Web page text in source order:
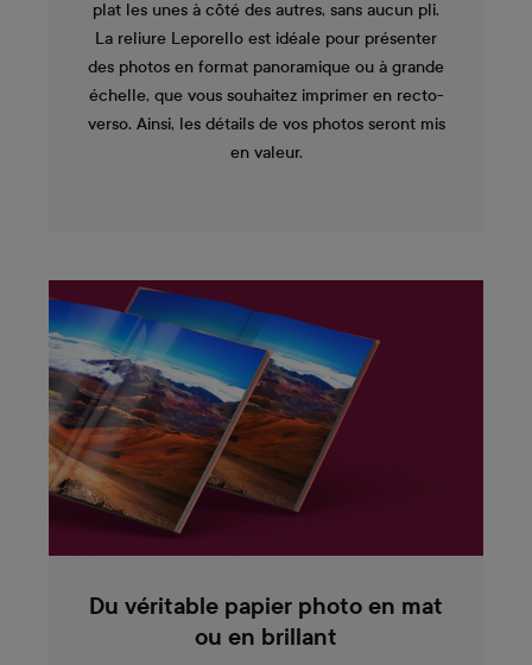
plat les unes à côté des autres, sans aucun pli.
La reliure Leporello est idéale pour présenter
des photos en format panoramique ou à grande
échelle, que vous souhaitez imprimer en recto-
verso. Ainsi, les détails de vos photos seront mis
en valeur.
Du véritable papier photo en mat
ou en brillant